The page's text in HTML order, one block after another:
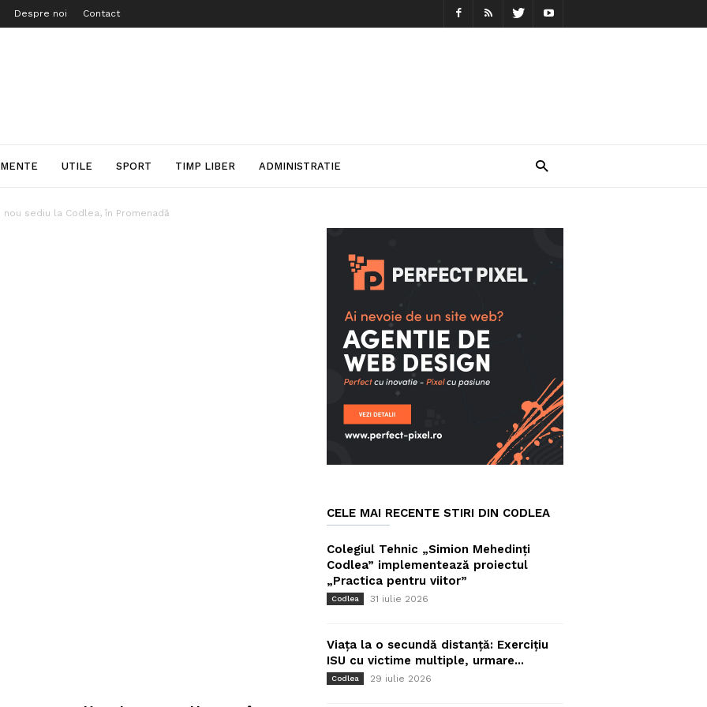
Despre noi Contact
UTILE SPORT TIMP LIBER ADMINISTRATIE
nou sediu la Codlea, în Promenadă
CELE MAI RECENTE STIRI DIN CODLEA
Colegiul Tehnic „Simion Mehedinți
Codlea” implementează proiectul
„Practica pentru viitor”
Codlea 31 iulie 2026
Viața la o secundă distanță: Exercițiu
ISU cu victime multiple, urmare...
Codlea 29 iulie 2026